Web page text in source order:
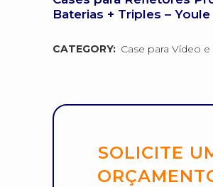
Baterias + Triples – Youle
CATEGORY: Case para Vídeo
SOLICITE